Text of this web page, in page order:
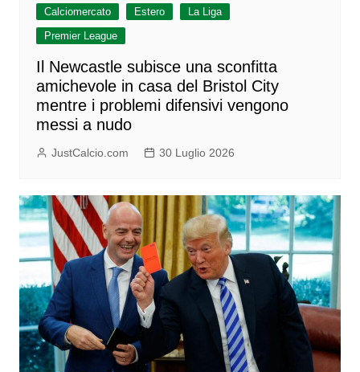
Calciomercato Estero
La Liga
Premier League
Il Newcastle subisce una sconfitta
amichevole in casa del Bristol City
mentre i problemi difensivi vengono
messi a nudo
JustCalcio.com 30 Luglio 2026